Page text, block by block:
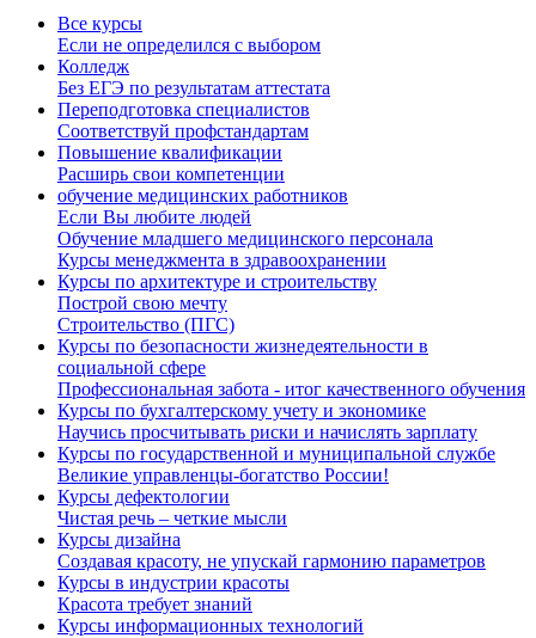
Все курсы
Если не определился с выбором
Колледж
Без ЕГЭ по результатам аттестата
Переподготовка специалистов
Соответствуй профстандартам
Повышение квалификации
Расширь свои компетенции
обучение медицинских работников
Если Вы любите людей
Обучение младшего медицинского персонала
Курсы менеджмента в здравоохранении
Курсы по архитектуре и строительству
Построй свою мечту
Строительство (ПГС)
Курсы по безопасности жизнедеятельности в
социальной сфере
Профессиональная забота - итог качественного обучения
Курсы по бухгалтерскому учету и экономике
Научись просчитывать риски и начислять зарплату
Курсы по государственной и муниципальной службе
Великие управленцы-богатство России!
Курсы дефектологии
Чистая речь – четкие мысли
Курсы дизайна
Создавая красоту, не упускай гармонию параметров
Курсы в индустрии красоты
Красота требует знаний
Курсы информационных технологий